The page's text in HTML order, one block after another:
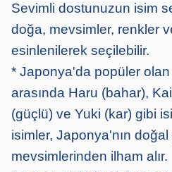
Sevimli dostunuzun isim
doğa, mevsimler, renkler
esinlenilerek seçilebilir.
* Japonya'da popüler
arasında Haru (bahar),
(güçlü) ve Yuki (kar) gibi
isimler, Japonya'nın
mevsimlerinden ilham alır.